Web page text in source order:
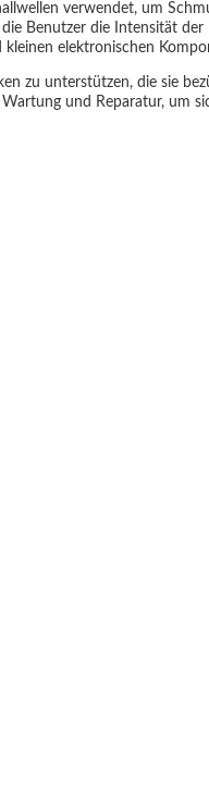
verwendet, um
Benutzer die Intensität
elektronischen
zu unterstützen, die sie
und Reparatur, um